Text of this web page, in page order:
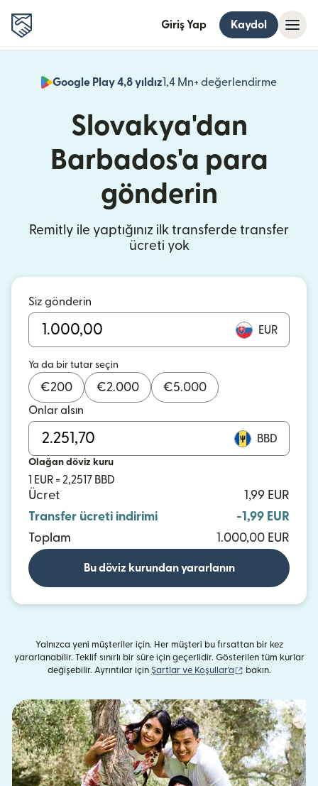
Giriş Yap Kaydol
Google Play 4,8 yıldız1,4 Mn+ değerlendirme
Slovakya'dan
Barbados'a para
gönderin
Remitly ile yaptığınız ilk transferde transfer
ücreti yok
Siz gönderin
EUR
Ya da bir tutar seçin
€200 €2.000 €5.000
Onlar alsın
BBD
Olağan döviz kuru
1 EUR = 2,2517 BBD
Ücret
1,99 EUR
Transfer ücreti indirimi
-1,99 EUR
Toplam
1.000,00 EUR
Bu döviz kurundan yararlanın
Yalnızca yeni müşteriler için. Her müşteri bu fırsattan bir kez
yararlanabilir. Teklif sınırlı bir süre için geçerlidir. Gösterilen tüm kurlar
değişebilir. Ayrıntılar için Şartlar ve Koşullar'a (yeni pencerede
bakın.